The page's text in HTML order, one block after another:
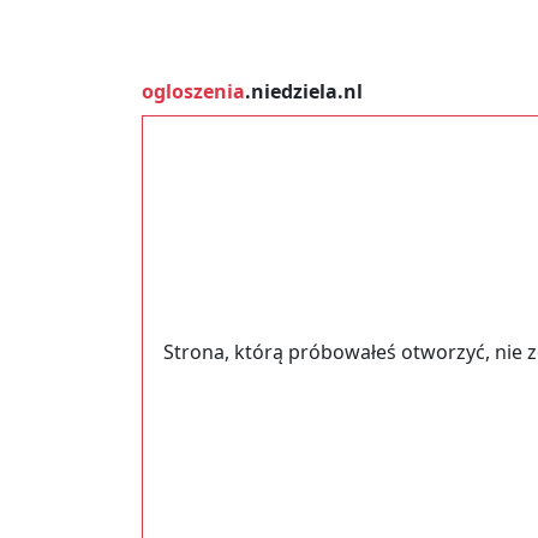
ogloszenia.niedziela.nl
Strona, którą próbowałeś otworzyć, nie